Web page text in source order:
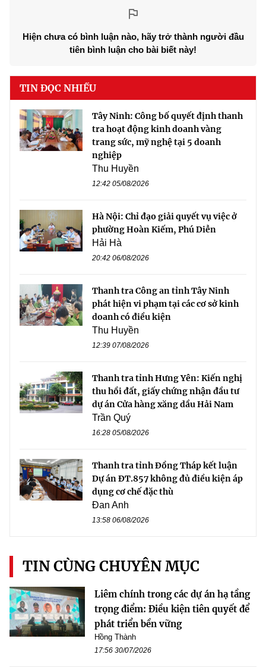
Hiện chưa có bình luận nào, hãy trở thành người đầu
tiên bình luận cho bài biết này!
TIN ĐỌC NHIỀU
Tây Ninh: Công bố quyết định thanh
tra hoạt động kinh doanh vàng
trang sức, mỹ nghệ tại 5 doanh
nghiệp
Thu Huyền
12:42 05/08/2026
Hà Nội: Chỉ đạo giải quyết vụ việc ở
phường Hoàn Kiếm, Phú Diễn
Hải Hà
20:42 06/08/2026
Thanh tra Công an tỉnh Tây Ninh
phát hiện vi phạm tại các cơ sở kinh
doanh có điều kiện
Thu Huyền
12:39 07/08/2026
Thanh tra tỉnh Hưng Yên: Kiến nghị
thu hồi đất, giấy chứng nhận đầu tư
dự án Cửa hàng xăng dầu Hải Nam
Trần Quý
16:28 05/08/2026
Thanh tra tỉnh Đồng Tháp kết luận
Dự án ĐT.857 không đủ điều kiện áp
dụng cơ chế đặc thù
Đan Anh
13:58 06/08/2026
TIN CÙNG CHUYÊN MỤC
Liêm chính trong các dự án hạ tầng
trọng điểm: Điều kiện tiên quyết để
phát triển bền vững
Hồng Thành
17:56 30/07/2026